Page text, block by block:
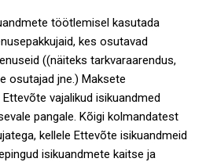
töötlemisel kasutada
kes osutavad
((näiteks tarkvaraarendus,
osutajad jne.) Maksete
vajalikud isikuandmed
pangale. Kõigi kolmandatest
kellele Ettevõte isikuandmeid
isikuandmete kaitse ja